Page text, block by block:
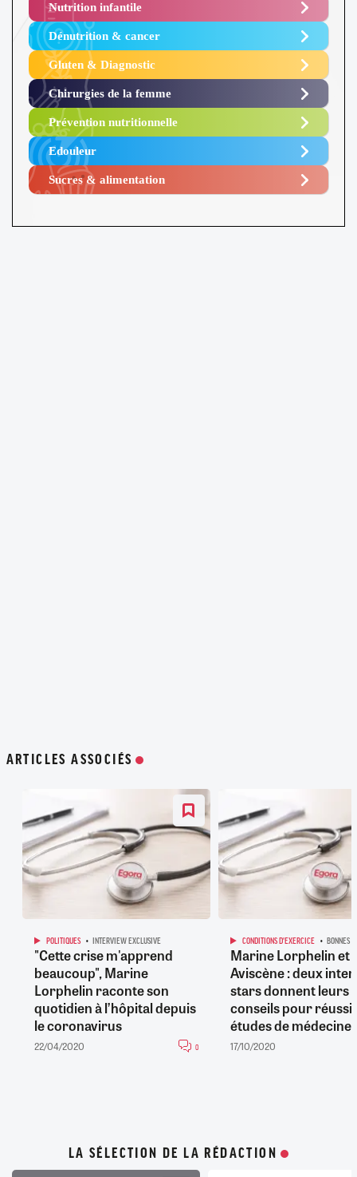
Nutrition infantile
Dénutrition & cancer
Gluten & Diagnostic
Chirurgies de la femme
Prévention nutritionnelle
Edouleur​
Sucres & alimentation​
ARTICLES ASSOCIÉS
POLITIQUES INTERVIEW EXCLUSIVE
"Cette crise m'apprend
beaucoup", Marine
Lorphelin raconte son
quotidien à l’hôpital depuis
le coronavirus
22/04/2020 0
CONDITIONS D'EXERCICE BONNES
Marine Lorphelin et
Aviscène : deux
stars donnent leurs
conseils pour
études de médecine
17/10/2020
LA SÉLECTION DE LA RÉDACTION